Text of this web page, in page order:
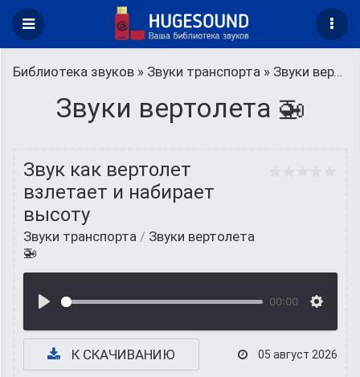
Библиотека звуков » Звуки транспорта » Звуки вертолета 🚁
Звуки вертолета 🚁
Звук как вертолет
взлетает и набирает
высоту
Звуки транспорта / Звуки вертолета
🚁
00:00
К СКАЧИВАНИЮ 05 август 2026